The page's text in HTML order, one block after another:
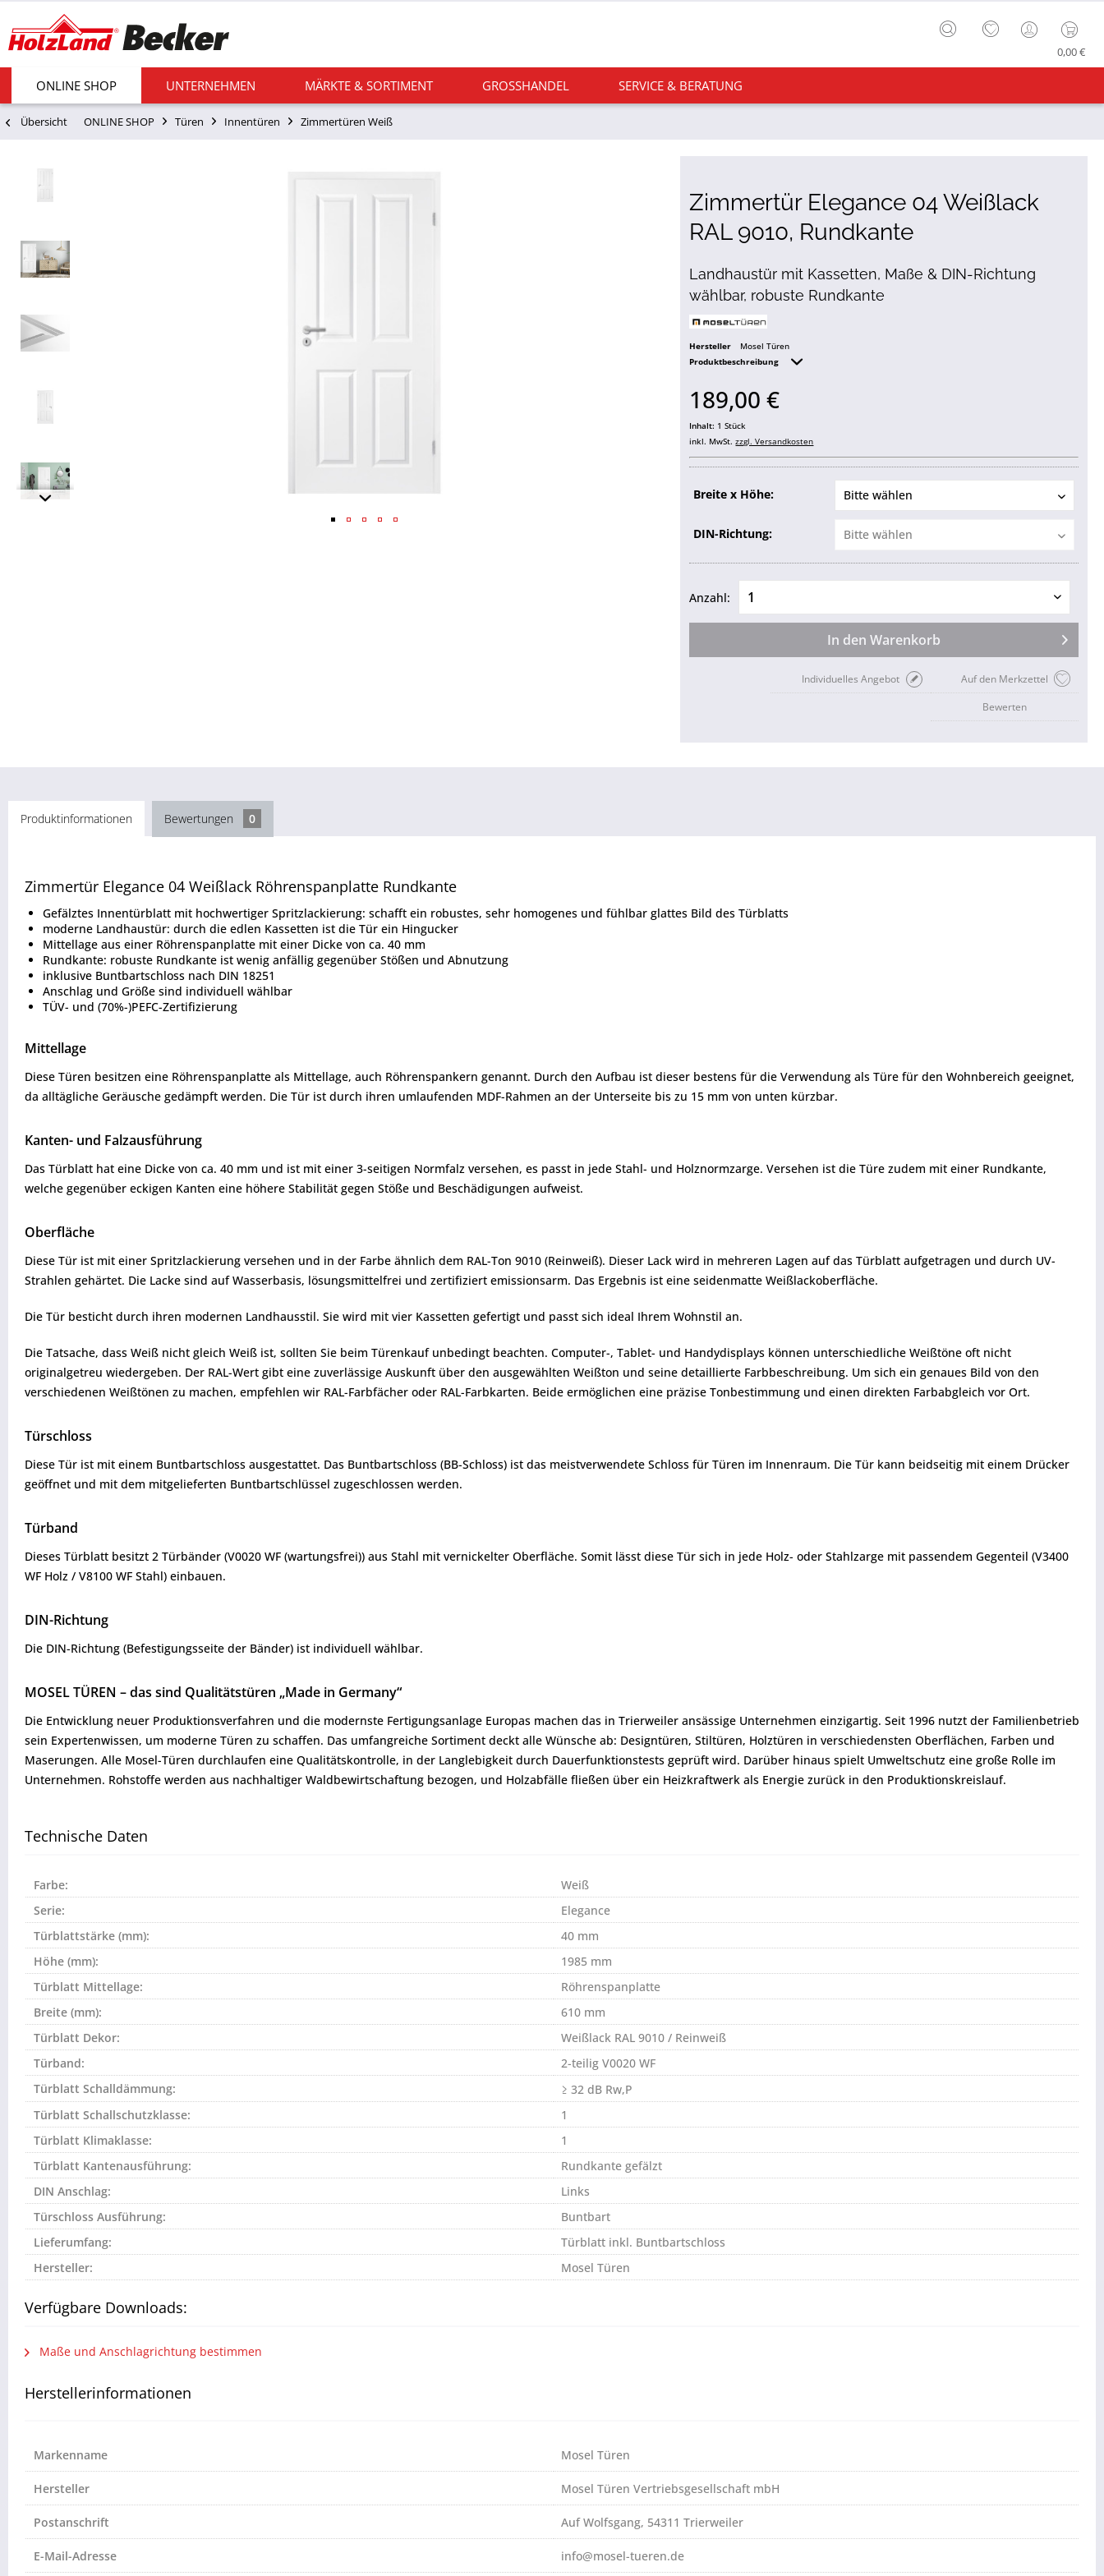
0,00 €
ONLINE SHOP UNTERNEHMEN MÄRKTE & SORTIMENT GROSSHANDEL SERVICE & BERATUNG
Übersicht ONLINE SHOP Türen Innentüren Zimmertüren Weiß
Zimmertür Elegance 04 Weißlack
RAL 9010, Rundkante
Landhaustür mit Kassetten, Maße & DIN-Richtung
wählbar, robuste Rundkante
Hersteller
Mosel Türen
Produktbeschreibung
189,00 €
Inhalt: 1 Stück
inkl. MwSt.zzgl. Versandkosten
Breite x Höhe:
DIN-Richtung:
Anzahl:
In den Warenkorb
Auf den Merkzettel
Individuelles Angebot
Bewerten
Produktinformationen Bewertungen 0
Zimmertür Elegance 04 Weißlack Röhrenspanplatte Rundkante
Gefälztes Innentürblatt mit hochwertiger Spritzlackierung: schafft ein robustes, sehr homogenes und fühlbar glattes Bild des Türblatts
moderne Landhaustür: durch die edlen Kassetten ist die Tür ein Hingucker
Mittellage aus einer Röhrenspanplatte mit einer Dicke von ca. 40 mm
Rundkante: robuste Rundkante ist wenig anfällig gegenüber Stößen und Abnutzung
inklusive Buntbartschloss nach DIN 18251
Anschlag und Größe sind individuell wählbar
TÜV- und (70%-)PEFC-Zertifizierung
Mittellage
Diese Türen besitzen eine Röhrenspanplatte als Mittellage, auch Röhrenspankern genannt. Durch den Aufbau ist dieser bestens für die Verwendung als Türe für den Wohnbereich geeignet,
da alltägliche Geräusche gedämpft werden. Die Tür ist durch ihren umlaufenden MDF-Rahmen an der Unterseite bis zu 15 mm von unten kürzbar.
Kanten- und Falzausführung
Das Türblatt hat eine Dicke von ca. 40 mm und ist mit einer 3-seitigen Normfalz versehen, es passt in jede Stahl- und Holznormzarge. Versehen ist die Türe zudem mit einer Rundkante,
welche gegenüber eckigen Kanten eine höhere Stabilität gegen Stöße und Beschädigungen aufweist.
Oberfläche
Diese Tür ist mit einer Spritzlackierung versehen und in der Farbe ähnlich dem RAL-Ton 9010 (Reinweiß). Dieser Lack wird in mehreren Lagen auf das Türblatt aufgetragen und durch UV-
Strahlen gehärtet. Die Lacke sind auf Wasserbasis, lösungsmittelfrei und zertifiziert emissionsarm. Das Ergebnis ist eine seidenmatte Weißlackoberfläche.
Die Tür besticht durch ihren modernen Landhausstil. Sie wird mit vier Kassetten gefertigt und passt sich ideal Ihrem Wohnstil an.
Die Tatsache, dass Weiß nicht gleich Weiß ist, sollten Sie beim Türenkauf unbedingt beachten. Computer-, Tablet- und Handydisplays können unterschiedliche Weißtöne oft nicht
originalgetreu wiedergeben. Der RAL-Wert gibt eine zuverlässige Auskunft über den ausgewählten Weißton und seine detaillierte Farbbeschreibung. Um sich ein genaues Bild von den
verschiedenen Weißtönen zu machen, empfehlen wir RAL-Farbfächer oder RAL-Farbkarten. Beide ermöglichen eine präzise Tonbestimmung und einen direkten Farbabgleich vor Ort.
Türschloss
Diese Tür ist mit einem Buntbartschloss ausgestattet. Das Buntbartschloss (BB-Schloss) ist das meistverwendete Schloss für Türen im Innenraum. Die Tür kann beidseitig mit einem Drücker
geöffnet und mit dem mitgelieferten Buntbartschlüssel zugeschlossen werden.
Türband
Dieses Türblatt besitzt 2 Türbänder (V0020 WF (wartungsfrei)) aus Stahl mit vernickelter Oberfläche. Somit lässt diese Tür sich in jede Holz- oder Stahlzarge mit passendem Gegenteil (V3400
WF Holz / V8100 WF Stahl) einbauen.
DIN-Richtung
Die DIN-Richtung (Befestigungsseite der Bänder) ist individuell wählbar.
MOSEL TÜREN – das sind Qualitätstüren „Made in Germany“
Die Entwicklung neuer Produktionsverfahren und die modernste Fertigungsanlage Europas machen das in Trierweiler ansässige Unternehmen einzigartig. Seit 1996 nutzt der Familienbetrieb
sein Expertenwissen, um moderne Türen zu schaffen. Das umfangreiche Sortiment deckt alle Wünsche ab: Designtüren, Stiltüren, Holztüren in verschiedensten Oberflächen, Farben und
Maserungen. Alle Mosel-Türen durchlaufen eine Qualitätskontrolle, in der Langlebigkeit durch Dauerfunktionstests geprüft wird. Darüber hinaus spielt Umweltschutz eine große Rolle im
Unternehmen. Rohstoffe werden aus nachhaltiger Waldbewirtschaftung bezogen, und Holzabfälle fließen über ein Heizkraftwerk als Energie zurück in den Produktionskreislauf.
Technische Daten
Farbe:
Weiß
Serie:
Elegance
Türblattstärke (mm):
40 mm
Höhe (mm):
1985 mm
Türblatt Mittellage:
Röhrenspanplatte
Breite (mm):
610 mm
Türblatt Dekor:
Weißlack RAL 9010 / Reinweiß
Türband:
2-teilig V0020 WF
Türblatt Schalldämmung:
≥ 32 dB Rw,P
Türblatt Schallschutzklasse:
1
Türblatt Klimaklasse:
1
Türblatt Kantenausführung:
Rundkante gefälzt
DIN Anschlag:
Links
Türschloss Ausführung:
Buntbart
Lieferumfang:
Türblatt inkl. Buntbartschloss
Hersteller:
Mosel Türen
Verfügbare Downloads:
Maße und Anschlagrichtung bestimmen
Herstellerinformationen
Markenname Mosel Türen
Hersteller Mosel Türen Vertriebsgesellschaft mbH
Postanschrift Auf Wolfsgang, 54311 Trierweiler
E-Mail-Adresse info@mosel-tueren.de